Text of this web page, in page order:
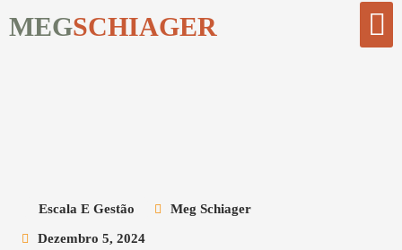
MEGSCHIAGER
Escala E Gestão Meg Schiager
Dezembro 5, 2024